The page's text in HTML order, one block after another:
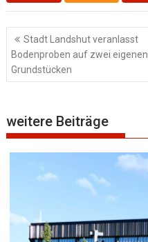
Beitragsnavigation
Stadt Landshut veranlasst
Bodenproben auf zwei eigenen
Grundstücken
weitere Beiträge